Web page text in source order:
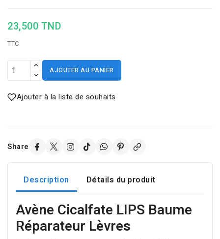
23,500 TND
TTC
AJOUTER AU PANIER
Ajouter à la liste de souhaits
Share
Description Détails du produit
Avène Cicalfate LIPS Baume
Réparateur Lèvres